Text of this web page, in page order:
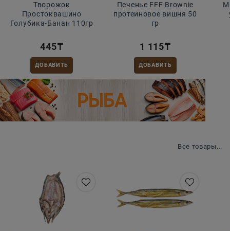
Творожок
Простоквашино
Голубика-Банан 110гр
445₸
ДОБАВИТЬ
Печенье FFF Brownie
протеиновое вишня 50
гр
1 115₸
ДОБАВИТЬ
Все товары...